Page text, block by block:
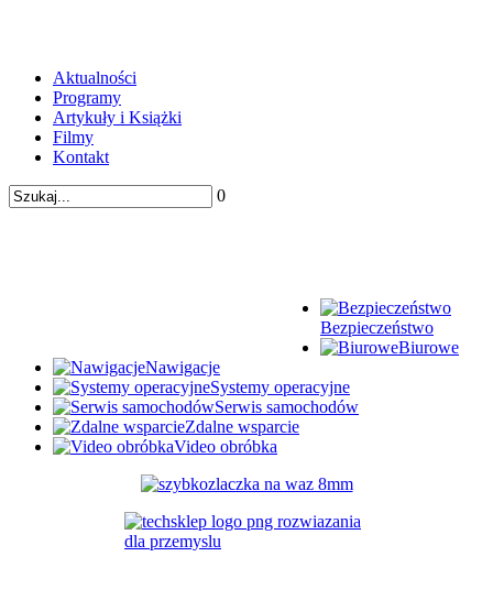
Aktualności
Programy
Artykuły i Książki
Filmy
Kontakt
0
Bezpieczeństwo
Biurowe
Nawigacje
Systemy operacyjne
Serwis samochodów
Zdalne wsparcie
Video obróbka